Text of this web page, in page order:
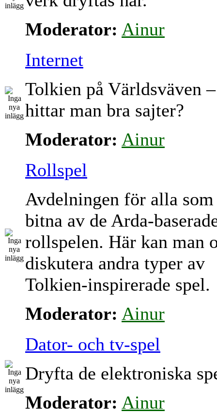
Moderator: Ainur
Internet
Tolkien på Världsväven
hittar man bra sajter?
Moderator: Ainur
Rollspel
Avdelningen för alla
bitna av de Arda-
rollspelen. Här kan man
diskutera andra typer av
Tolkien-inspirerade spel.
Moderator: Ainur
Dator- och tv-spel
Dryfta de elektroniska
Moderator: Ainur